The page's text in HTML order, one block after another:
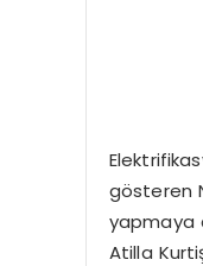
gösteren
yapmaya
Atilla